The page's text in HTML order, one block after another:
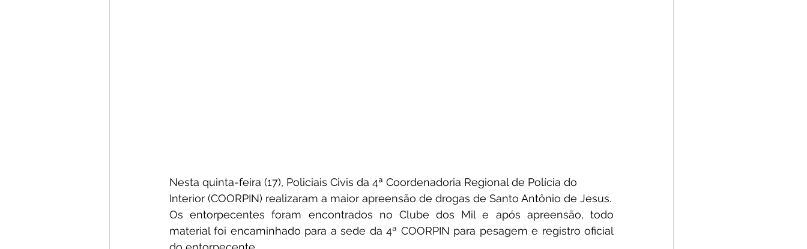
Nesta quinta-feira (17), Policiais Civis da 4ª Coordenadoria Regional de Polícia do
Interior (COORPIN) realizaram a maior apreensão de drogas de Santo Antônio de Jesus.
Os entorpecentes foram encontrados no Clube dos Mil e após apreensão, todo
material foi encaminhado para a sede da 4ª COORPIN para pesagem e registro oficial